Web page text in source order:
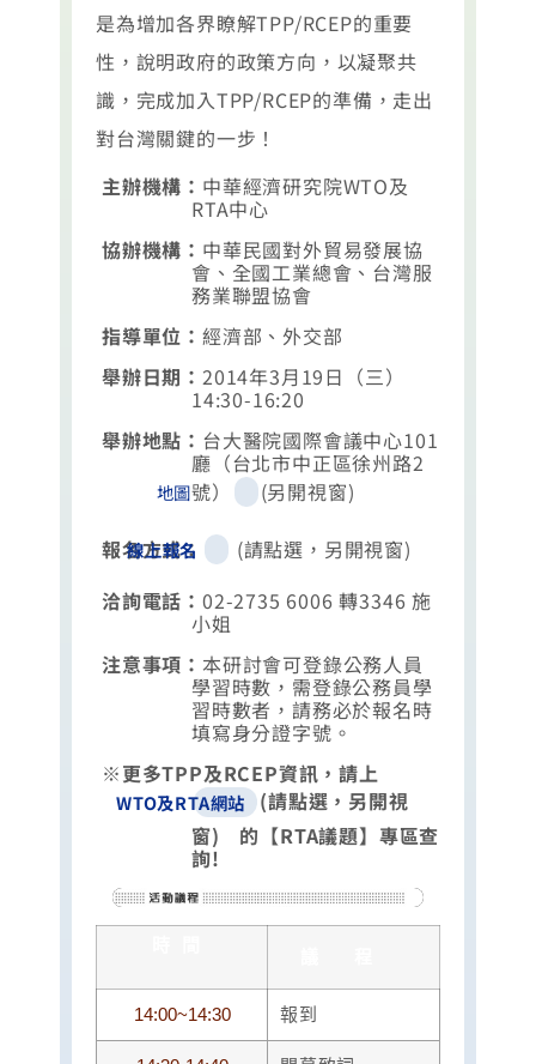
是為增加各界瞭解TPP/RCEP的重要
性，說明政府的政策方向，以凝聚共
識，完成加入TPP/RCEP的準備，走出
對台灣關鍵的一步！
主辦機構： 中華經濟研究院WTO及
RTA中心
協辦機構： 中華民國對外貿易發展協
會、全國工業總會、台灣服
務業聯盟協會
指導單位： 經濟部、外交部
舉辦日期： 2014年3月19日（三）
14:30-16:20
舉辦地點： 台大醫院國際會議中心101
廳（台北市中正區徐州路2
號）
地圖
(另開視窗)
報名方式：
線上報名
(請點選，另開視窗)
洽詢電話： 02-2735 6006 轉3346 施
小姐
注意事項： 本研討會可登錄公務人員
學習時數，需登錄公務員學
習時數者，請務必於報名時
填寫身分證字號。
※更多TPP及RCEP資訊，請上
WTO及RTA網站
(請點選，另開視
窗) 的【RTA議題】專區查
詢!
14:00~14:30 報到